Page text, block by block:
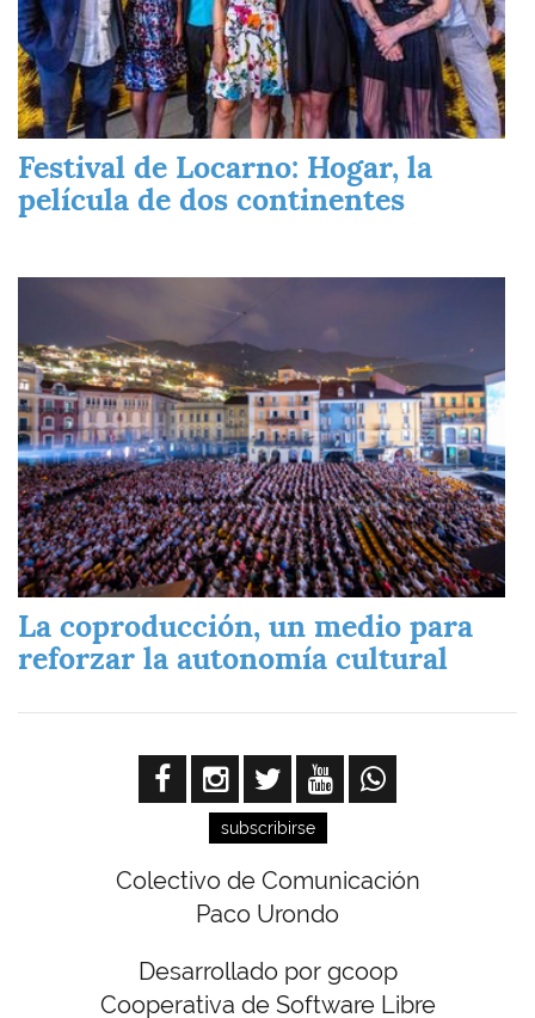
Festival de Locarno: Hogar, la
película de dos continentes
La coproducción, un medio para
reforzar la autonomía cultural
subscribirse
Colectivo de Comunicación
Paco Urondo
Desarrollado por gcoop
Cooperativa de Software Libre